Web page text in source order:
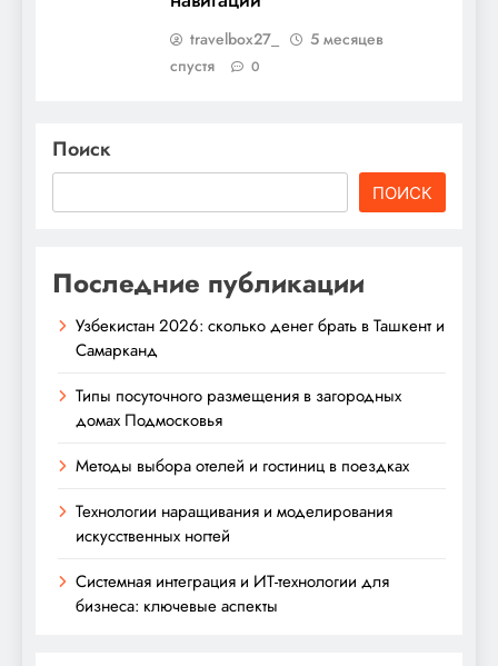
travelbox27_
5 месяцев
спустя
0
Поиск
ПОИСК
Последние публикации
Узбекистан 2026: сколько денег брать в Ташкент и
Самарканд
Типы посуточного размещения в загородных
домах Подмосковья
Методы выбора отелей и гостиниц в поездках
Технологии наращивания и моделирования
искусственных ногтей
Системная интеграция и ИТ-технологии для
бизнеса: ключевые аспекты